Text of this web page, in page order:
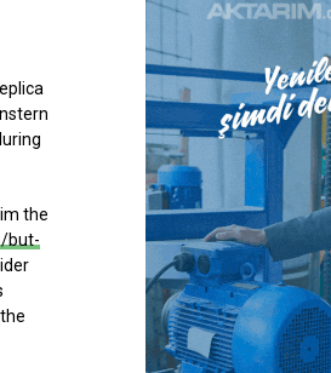
the
but-